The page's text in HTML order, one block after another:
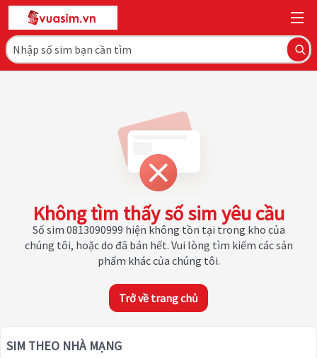
Không tìm thấy số sim yêu cầu
Số sim 0813090999 hiện không tồn tại trong kho của
chúng tôi, hoặc do đã bán hết. Vui lòng tìm kiếm các sản
phẩm khác của chúng tôi.
Trở về trang chủ
SIM THEO NHÀ MẠNG